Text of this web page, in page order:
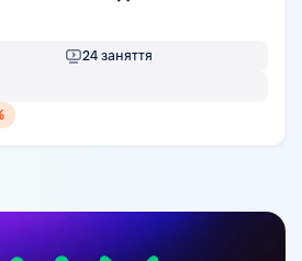
24 заняття